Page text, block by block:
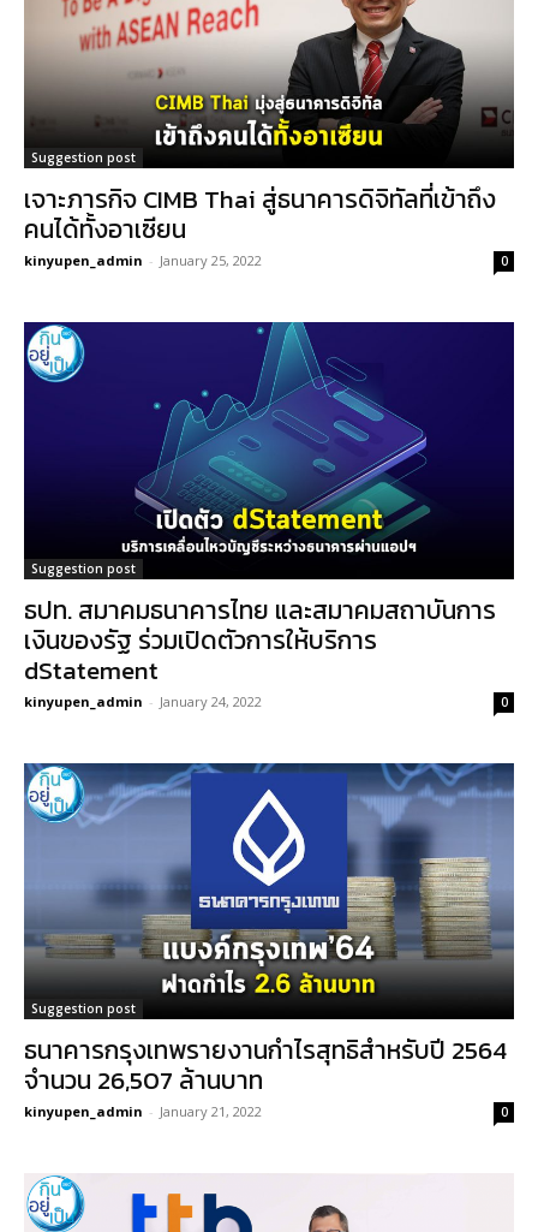
Suggestion post
เจาะภารกิจ CIMB Thai สู่ธนาคารดิจิทัลที่เข้าถึง
คนได้ทั้งอาเซียน
kinyupen_admin - January 25, 2022 0
Suggestion post
ธปท. สมาคมธนาคารไทย และสมาคมสถาบันการ
เงินของรัฐ ร่วมเปิดตัวการให้บริการ
dStatement
kinyupen_admin - January 24, 2022 0
Suggestion post
ธนาคารกรุงเทพรายงานกำไรสุทธิสำหรับปี 2564
จำนวน 26,507 ล้านบาท
kinyupen_admin - January 21, 2022 0